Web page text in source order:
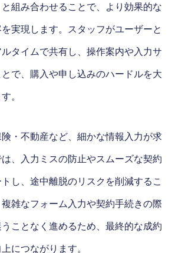
組み合わせることで、より効果的な
実現します。スタッフがユーザーと
タイムで共有し、操作案内や入力サ
で、購入や申し込みのハードルを大
。
・不動産など、細かな情報入力が求
、入力ミスの防止やスムーズな契約
し、途中離脱のリスクを削減するこ
雑なフォーム入力や契約手続きの際
ことなく進めるため、最終的な成約
につながります。